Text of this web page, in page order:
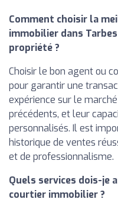
Comment choisir la
immobilier dans
propriété ?
Choisir le bon agent ou
pour garantir une
expérience sur le
précédents, et leur
personnalisés. Il est
historique de ventes
et de professionnalisme.
Quels services dois-je
courtier immobilier ?